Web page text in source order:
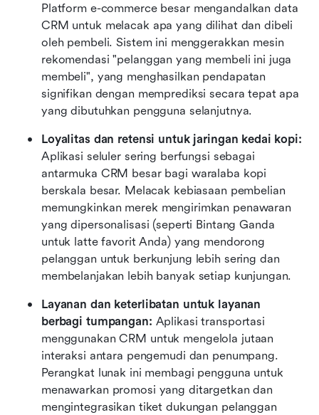
Platform e-commerce besar mengandalkan data
CRM untuk melacak apa yang dilihat dan dibeli
oleh pembeli. Sistem ini menggerakkan mesin
rekomendasi "pelanggan yang membeli ini juga
membeli", yang menghasilkan pendapatan
signifikan dengan memprediksi secara tepat apa
yang dibutuhkan pengguna selanjutnya.
Loyalitas dan retensi untuk jaringan kedai kopi:
Aplikasi seluler sering berfungsi sebagai
antarmuka CRM besar bagi waralaba kopi
berskala besar. Melacak kebiasaan pembelian
memungkinkan merek mengirimkan penawaran
yang dipersonalisasi (seperti Bintang Ganda
untuk latte favorit Anda) yang mendorong
pelanggan untuk berkunjung lebih sering dan
membelanjakan lebih banyak setiap kunjungan.
Layanan dan keterlibatan untuk layanan
berbagi tumpangan: Aplikasi transportasi
menggunakan CRM untuk mengelola jutaan
interaksi antara pengemudi dan penumpang.
Perangkat lunak ini membagi pengguna untuk
menawarkan promosi yang ditargetkan dan
mengintegrasikan tiket dukungan pelanggan